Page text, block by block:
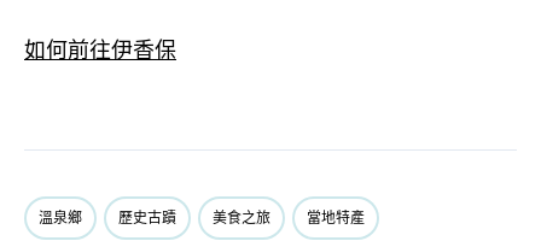
如何前往伊香保
溫泉鄉 歷史古蹟 美食之旅 當地特產